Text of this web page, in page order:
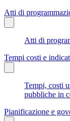
Atti di
Atti di
Tempi costi e
Tempi, costi
pubbliche in
Pianificazione e